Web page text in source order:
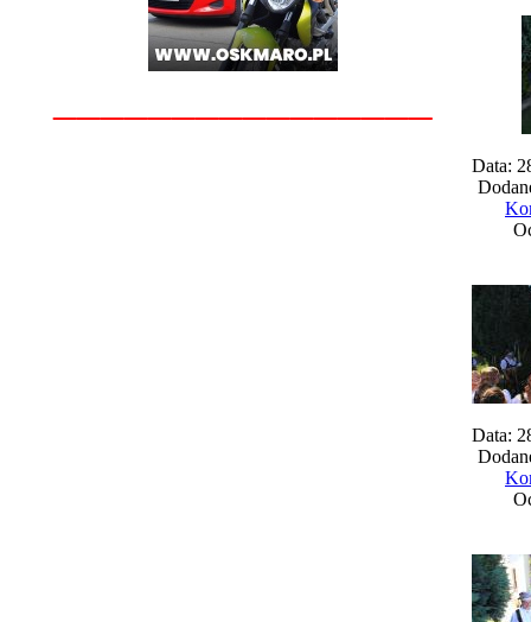
Data:
Data: